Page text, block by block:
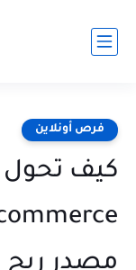
فرص أونلاين
مصدر ربح